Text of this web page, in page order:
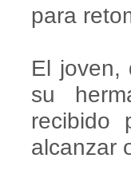
para
El joven,
su
recibido
alcanzar